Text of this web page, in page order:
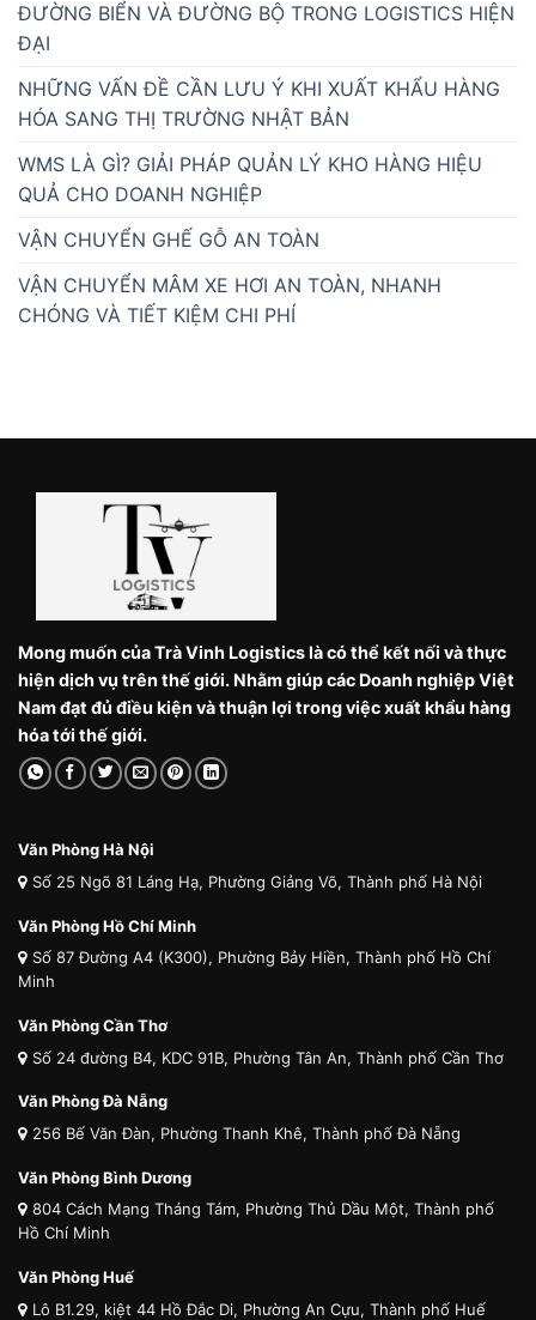
ĐƯỜNG BIỂN VÀ ĐƯỜNG BỘ TRONG LOGISTICS HIỆN
ĐẠI
NHỮNG VẤN ĐỀ CẦN LƯU Ý KHI XUẤT KHẨU HÀNG
HÓA SANG THỊ TRƯỜNG NHẬT BẢN
WMS LÀ GÌ? GIẢI PHÁP QUẢN LÝ KHO HÀNG HIỆU
QUẢ CHO DOANH NGHIỆP
VẬN CHUYỂN GHẾ GỖ AN TOÀN
VẬN CHUYỂN MÂM XE HƠI AN TOÀN, NHANH
CHÓNG VÀ TIẾT KIỆM CHI PHÍ
Mong muốn của Trà Vinh Logistics là có thể kết nối và thực
hiện dịch vụ trên thế giới. Nhằm giúp các Doanh nghiệp Việt
Nam đạt đủ điều kiện và thuận lợi trong việc xuất khẩu hàng
hóa tới thế giới.
Văn Phòng Hà Nội
Số 25 Ngõ 81 Láng Hạ, Phường Giảng Võ, Thành phố Hà Nội
Văn Phòng Hồ Chí Minh
Số 87 Đường A4 (K300), Phường Bảy Hiền, Thành phố Hồ Chí
Minh
Văn Phòng Cần Thơ
Số 24 đường B4, KDC 91B, Phường Tân An, Thành phố Cần Thơ
Văn Phòng Đà Nẵng
256 Bế Văn Đàn, Phường Thanh Khê, Thành phố Đà Nẵng
Văn Phòng Bình Dương
804 Cách Mạng Tháng Tám, Phường Thủ Dầu Một, Thành phố
Hồ Chí Minh
Văn Phòng Huế
Lô B1.29, kiệt 44 Hồ Đắc Di, Phường An Cựu, Thành phố Huế